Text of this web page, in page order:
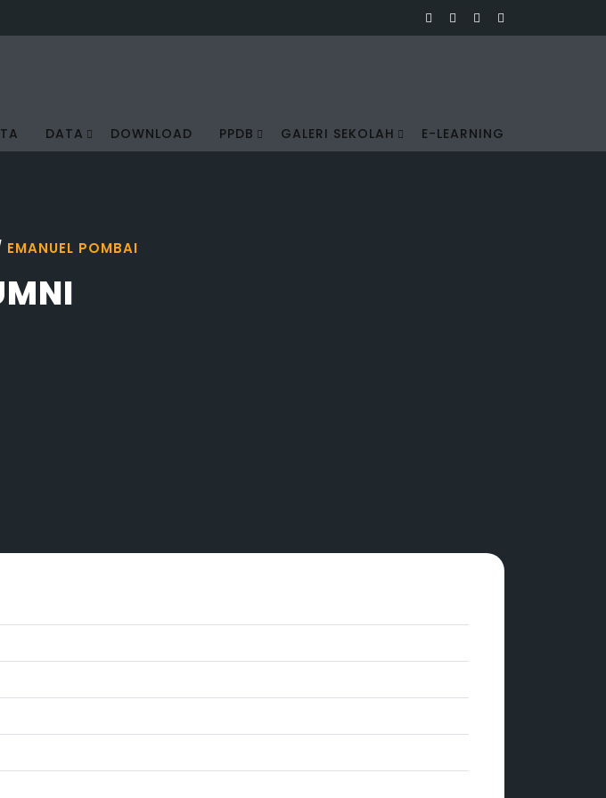
DATA DOWNLOAD PPDB GALERI SEKOLAH E-LEARNING
EMANUEL POMBAI